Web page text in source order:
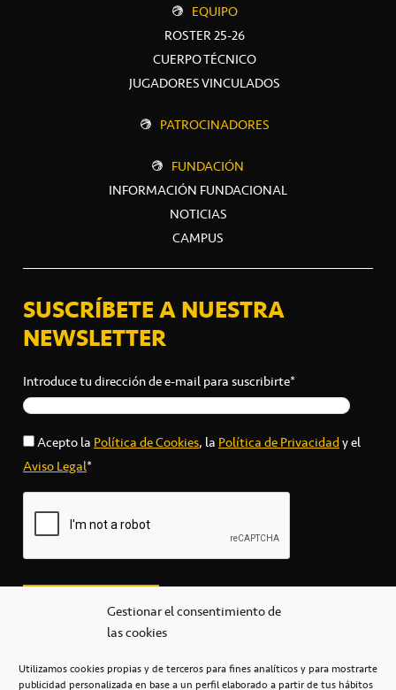
Gestionar el consentimiento de
las cookies
Utilizamos cookies propias y de terceros para fines analíticos y para mostrarte
publicidad personalizada en base a un perfil elaborado a partir de tus hábitos
EQUIPO
ROSTER 25-26
CUERPO TÉCNICO
JUGADORES VINCULADOS
PATROCINADORES
FUNDACIÓN
INFORMACIÓN FUNDACIONAL
NOTICIAS
CAMPUS
SUSCRÍBETE A NUESTRA
NEWSLETTER
Introduce tu dirección de e-mail para suscribirte*
Acepto laPolítica de Cookies, laPolítica de Privacidady el
Aviso Legal*